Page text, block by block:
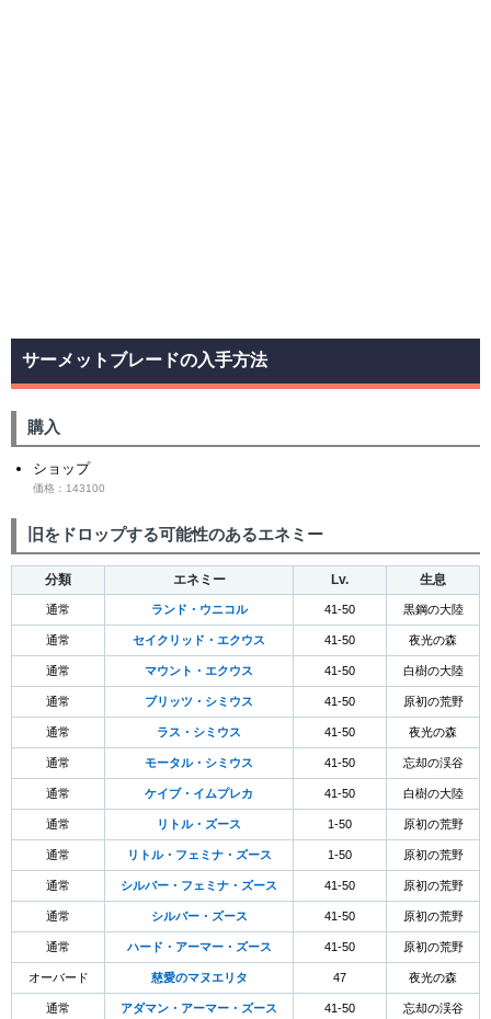
サーメットブレードの入手方法
購入
ショップ
価格：143100
旧をドロップする可能性のあるエネミー
分類 エネミー Lv. 生息
通常 ランド・ウニコル 41-50 黒鋼の大陸
通常 セイクリッド・エクウス 41-50 夜光の森
通常 マウント・エクウス 41-50 白樹の大陸
通常 ブリッツ・シミウス 41-50 原初の荒野
通常 ラス・シミウス 41-50 夜光の森
通常 モータル・シミウス 41-50 忘却の渓谷
通常 ケイブ・イムプレカ 41-50 白樹の大陸
通常 リトル・ズース 1-50 原初の荒野
通常 リトル・フェミナ・ズース 1-50 原初の荒野
通常 シルバー・フェミナ・ズース 41-50 原初の荒野
通常 シルバー・ズース 41-50 原初の荒野
通常 ハード・アーマー・ズース 41-50 原初の荒野
オーバード 慈愛のマヌエリタ 47 夜光の森
通常 アダマン・アーマー・ズース 41-50 忘却の渓谷